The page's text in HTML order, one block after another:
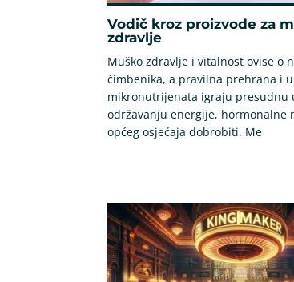
Vodič kroz proizvode za
zdravlje
Muško zdravlje i vitalnost ovise o
čimbenika, a pravilna prehrana i
mikronutrijenata igraju presudnu
održavanju energije, hormonalne
općeg osjećaja dobrobiti. Me